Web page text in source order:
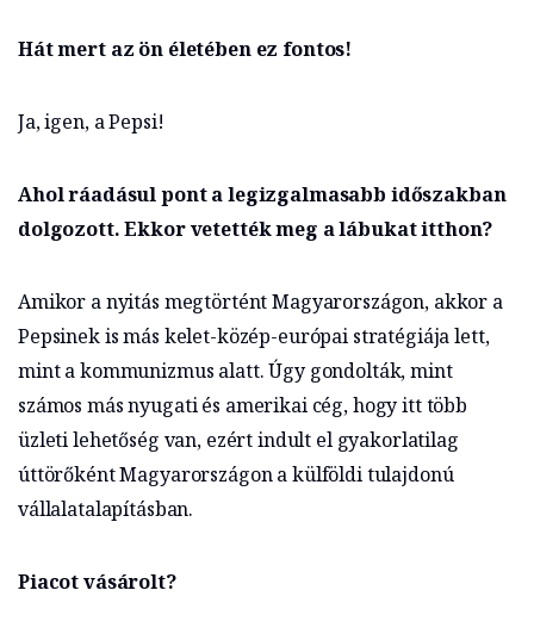
Hát mert az ön életében ez fontos!
Ja, igen, a Pepsi!
Ahol ráadásul pont a legizgalmasabb időszakban
dolgozott. Ekkor vetették meg a lábukat itthon?
Amikor a nyitás megtörtént Magyarországon, akkor a
Pepsinek is más kelet-közép-európai stratégiája lett,
mint a kommunizmus alatt. Úgy gondolták, mint
számos más nyugati és amerikai cég, hogy itt több
üzleti lehetőség van, ezért indult el gyakorlatilag
úttörőként Magyarországon a külföldi tulajdonú
vállalatalapításban.
Piacot vásárolt?